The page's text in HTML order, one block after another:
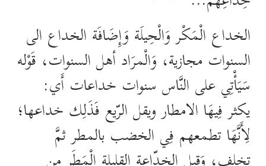
الخداع الْمَكْر وَالْحِيلَة وَإِضَافَة الخداع الى
السنوات مجازية، وَالْمرَاد أهل السنوات، قَوْله
سَيَأْتِي على النَّاس سنوات خداعات أَي:
يكثر فِيهَا الامطار ويقل الرّيع فَذَلِك خداعها؛
لِأَنَّهَا تطمعهم فِي الخضب بالمطر ثمَّ